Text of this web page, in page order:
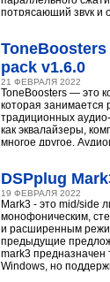
потрясающий звук и
pack v1.6.0
21 ФЕВРАЛЯ 2022
ToneBoosters — это
которая занимается
традиционных
как эквалайзеры,
многое другое.
DSPplug
19 ФЕВРАЛЯ 2022
Mark3 - это mid/side
монофоническим,
и расширенным
предыдущие
mark3 предназначен
Windows, но